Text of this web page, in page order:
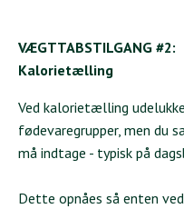
VÆGTTABSTILGANG #2:
Kalorietælling
Ved kalorietælling
fødevaregrupper, men du
må indtage - typisk på
Dette opnåes så enten